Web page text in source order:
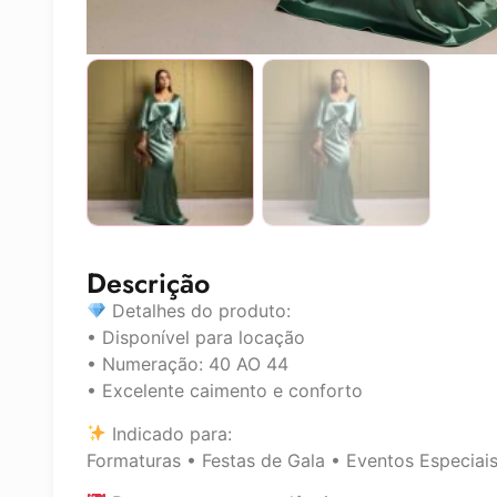
Descrição
Detalhes do produto:
• Disponível para locação
• Numeração: 40 AO 44
• Excelente caimento e conforto
Indicado para:
Formaturas • Festas de Gala • Eventos Especiais